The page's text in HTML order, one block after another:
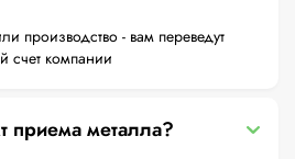
производство - вам переведут
счет компании
приема металла?